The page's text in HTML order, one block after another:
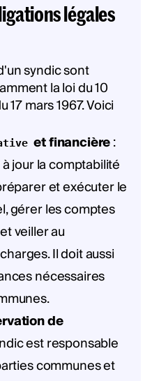
légales
syndic sont
la loi du 10
mars 1967. Voici
et financière:
jour la comptabilité
et exécuter le
gérer les comptes
veiller au
Il doit aussi
nécessaires
de
est responsable
communes et